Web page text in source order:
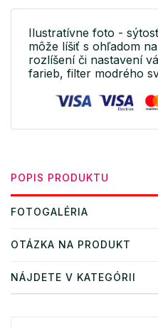
Ilustratívne foto -
môže líšiť s ohľadom
rozlíšení či nastavení
farieb, filter modrého
POPIS PRODUKTU
FOTOGALÉRIA
OTÁZKA NA PRODUKT
NÁJDETE V KATEGÓRII